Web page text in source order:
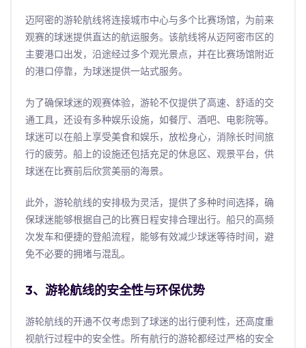
迈阿密的游轮航线将连接城市中心与多个比赛场馆，为前来
观赛的球迷提供直达的航运服务。该航线将从迈阿密市区的
主要港口出发，沿途经过多个观光景点，并在比赛场馆附近
的港口停靠，为球迷提供一站式服务。
为了确保球迷的观赛体验，游轮不仅提供了高速、舒适的交
通工具，还设有多种娱乐设施，如餐厅、酒吧、电影院等。
球迷可以在船上享受美食和娱乐，放松身心，消除长时间旅
行的疲劳。船上的设施还包括充足的休息区、观景平台，供
球迷在比赛前后欣赏美丽的海景。
此外，游轮航线的安排极为灵活，提供了多种时间选择，确
保球迷能够根据自己的比赛日程安排合理出行。船只的高频
次发车和便捷的登船流程，能够有效减少球迷等待时间，避
免不必要的拥堵与混乱。
3、游轮航线的安全性与环保优势
游轮航线的开通不仅考虑到了球迷的出行便利性，还高度重
视航行过程中的安全性。所有航行的游轮都经过严格的安全